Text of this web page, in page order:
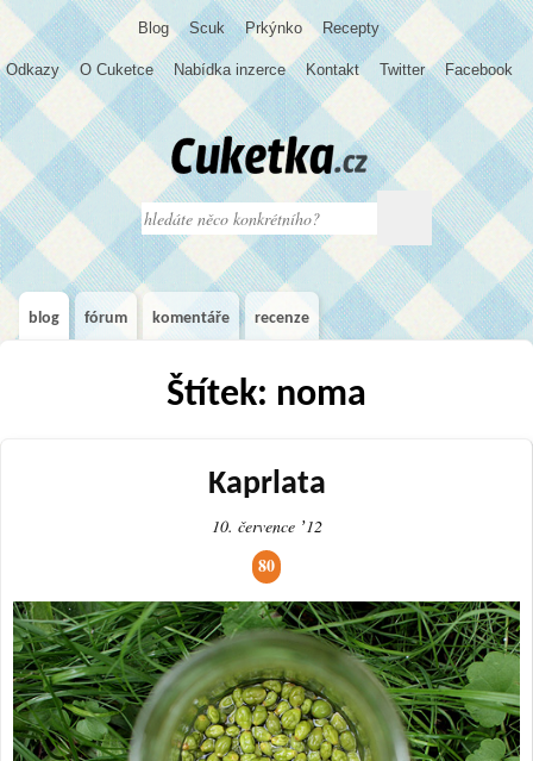
Blog Scuk Prkýnko Recepty
Odkazy O Cuketce Nabídka inzerce Kontakt Twitter Facebook
blog fórum komentáře recenze
Štítek: noma
Kaprlata
10. července ʼ12
80